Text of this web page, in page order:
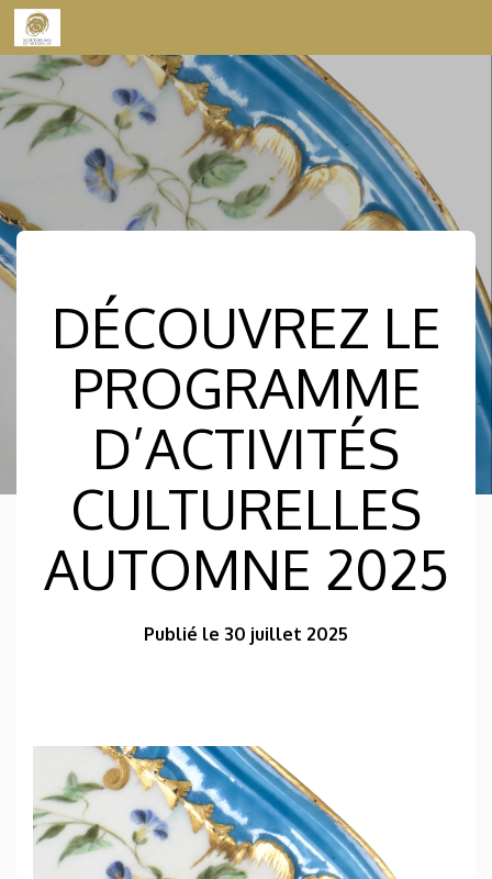
Skip to content
DÉCOUVREZ LE
PROGRAMME
D’ACTIVITÉS
CULTURELLES
AUTOMNE 2025
Publié le 30 juillet 2025